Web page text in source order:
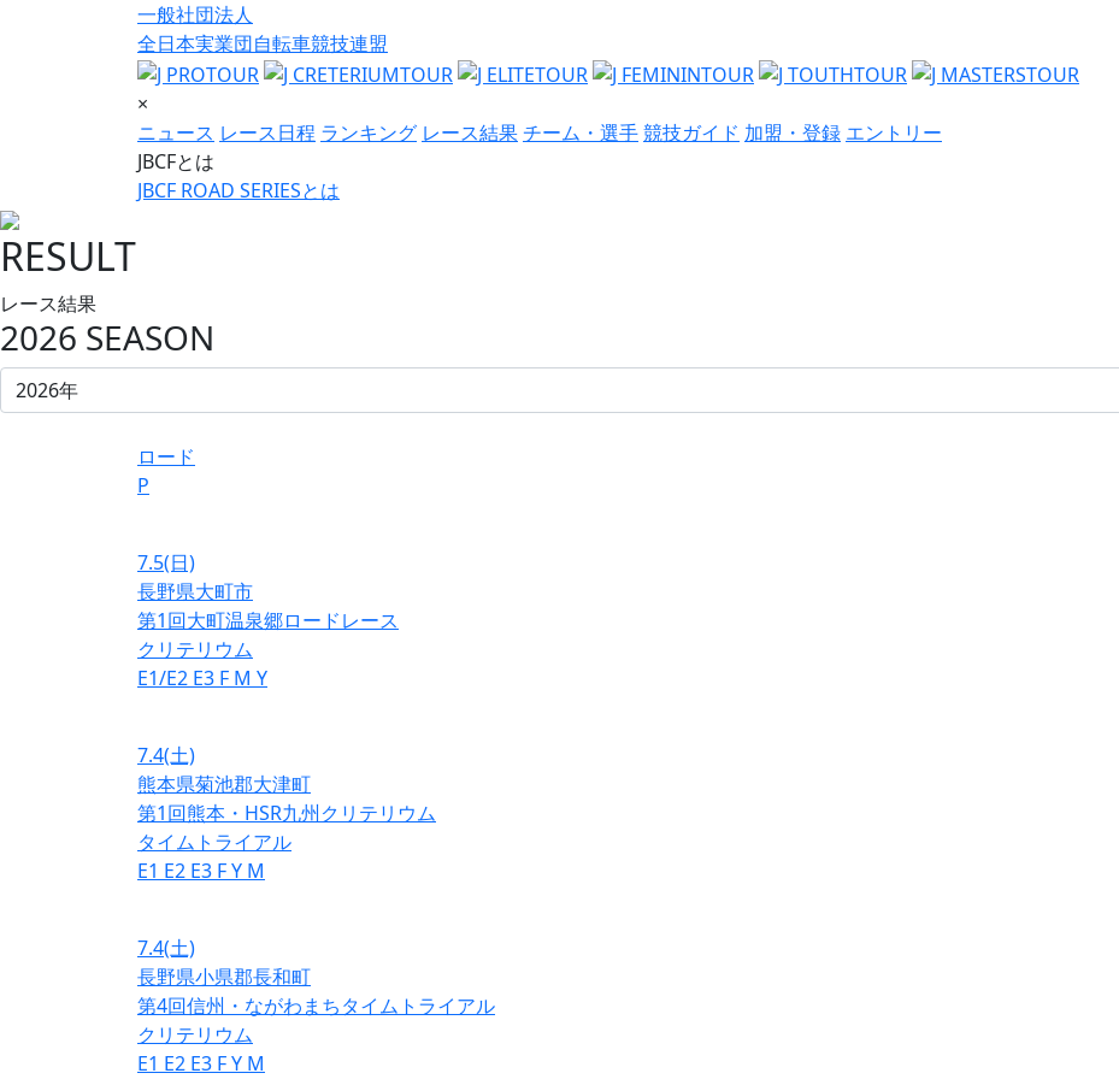
一般社団法人
全日本実業団自転車競技連盟
×
ニュース レース日程 ランキング レース結果チーム・選手競技ガイド 加盟・登録 エントリー
JBCFとは
JBCF ROAD SERIESとは
RESULT
レース結果
2026 SEASON
ロード
P
7.5(日)
長野県大町市
第1回大町温泉郷ロードレース
クリテリウム
E1/E2 E3 F M Y
7.4(土)
熊本県菊池郡大津町
第1回熊本・HSR九州クリテリウム
タイムトライアル
E1 E2 E3 FY M
7.4(土)
長野県小県郡長和町
第4回信州・ながわまちタイムトライアル
クリテリウム
E1 E2 E3 FY M